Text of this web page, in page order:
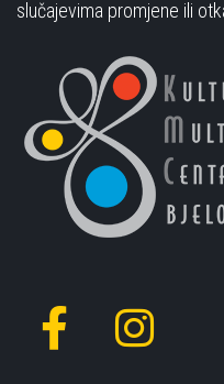
slučajevima promjene ili